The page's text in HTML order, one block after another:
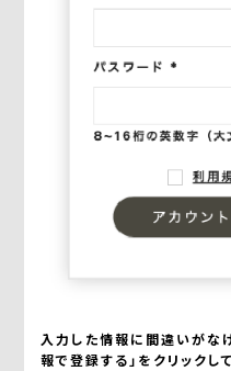
入力した情報に間違いがな
報で登録する」をクリックし